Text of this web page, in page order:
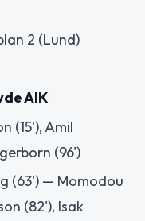
2 (Lund)
AIK
(15'), Amil
(96')
(63') — Momodou
(82'), Isak